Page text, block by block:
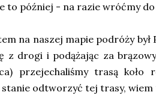
to później - na razie wróćmy
na naszej mapie podróży był
z drogi i podążając za
przejechaliśmy trasą koło
odtworzyć tej trasy, wiem